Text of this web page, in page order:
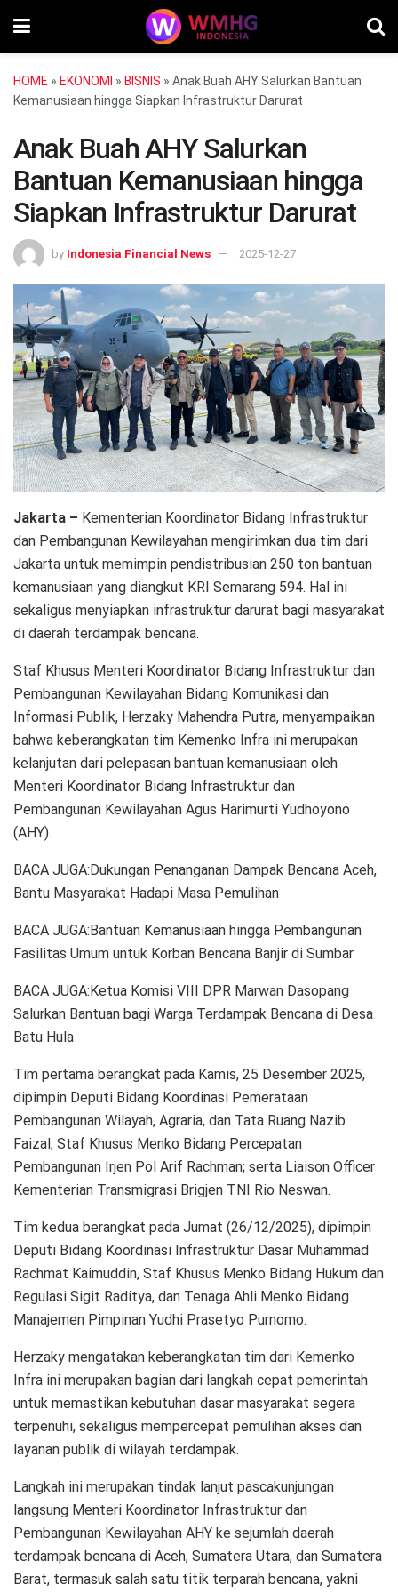
HOME » EKONOMI » BISNIS » Anak Buah AHY Salurkan Bantuan
Kemanusiaan hingga Siapkan Infrastruktur Darurat
Anak Buah AHY Salurkan
Bantuan Kemanusiaan hingga
Siapkan Infrastruktur Darurat
by Indonesia Financial News 2025-12-27
Jakarta – Kementerian Koordinator Bidang Infrastruktur
dan Pembangunan Kewilayahan mengirimkan dua tim dari
Jakarta untuk memimpin pendistribusian 250 ton bantuan
kemanusiaan yang diangkut KRI Semarang 594. Hal ini
sekaligus menyiapkan infrastruktur darurat bagi masyarakat
di daerah terdampak bencana.
Staf Khusus Menteri Koordinator Bidang Infrastruktur dan
Pembangunan Kewilayahan Bidang Komunikasi dan
Informasi Publik, Herzaky Mahendra Putra, menyampaikan
bahwa keberangkatan tim Kemenko Infra ini merupakan
kelanjutan dari pelepasan bantuan kemanusiaan oleh
Menteri Koordinator Bidang Infrastruktur dan
Pembangunan Kewilayahan Agus Harimurti Yudhoyono
(AHY).
BACA JUGA:Dukungan Penanganan Dampak Bencana Aceh,
Bantu Masyarakat Hadapi Masa Pemulihan
BACA JUGA:Bantuan Kemanusiaan hingga Pembangunan
Fasilitas Umum untuk Korban Bencana Banjir di Sumbar
BACA JUGA:Ketua Komisi VIII DPR Marwan Dasopang
Salurkan Bantuan bagi Warga Terdampak Bencana di Desa
Batu Hula
Tim pertama berangkat pada Kamis, 25 Desember 2025,
dipimpin Deputi Bidang Koordinasi Pemerataan
Pembangunan Wilayah, Agraria, dan Tata Ruang Nazib
Faizal; Staf Khusus Menko Bidang Percepatan
Pembangunan Irjen Pol Arif Rachman; serta Liaison Officer
Kementerian Transmigrasi Brigjen TNI Rio Neswan.
Tim kedua berangkat pada Jumat (26/12/2025), dipimpin
Deputi Bidang Koordinasi Infrastruktur Dasar Muhammad
Rachmat Kaimuddin, Staf Khusus Menko Bidang Hukum dan
Regulasi Sigit Raditya, dan Tenaga Ahli Menko Bidang
Manajemen Pimpinan Yudhi Prasetyo Purnomo.
Herzaky mengatakan keberangkatan tim dari Kemenko
Infra ini merupakan bagian dari langkah cepat pemerintah
untuk memastikan kebutuhan dasar masyarakat segera
terpenuhi, sekaligus mempercepat pemulihan akses dan
layanan publik di wilayah terdampak.
Langkah ini merupakan tindak lanjut pascakunjungan
langsung Menteri Koordinator Infrastruktur dan
Pembangunan Kewilayahan AHY ke sejumlah daerah
terdampak bencana di Aceh, Sumatera Utara, dan Sumatera
Barat, termasuk salah satu titik terparah bencana, yakni